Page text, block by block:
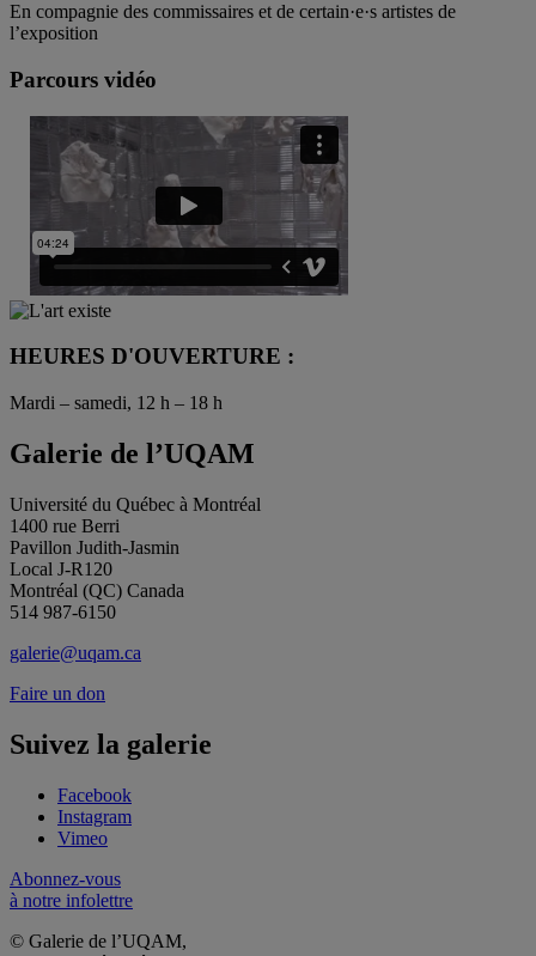
En compagnie des commissaires et de certain·e·s artistes de
l’exposition
Parcours vidéo
HEURES D'OUVERTURE :
Mardi – samedi, 12 h – 18 h
Galerie de l’UQAM
Université du Québec à Montréal
1400 rue Berri
Pavillon Judith-Jasmin
Local J-R120
Montréal (QC) Canada
514 987-6150
galerie@uqam.ca
Faire un don
Suivez la galerie
Facebook
Instagram
Vimeo
Abonnez-vous
à notre infolettre
© Galerie de l’UQAM,